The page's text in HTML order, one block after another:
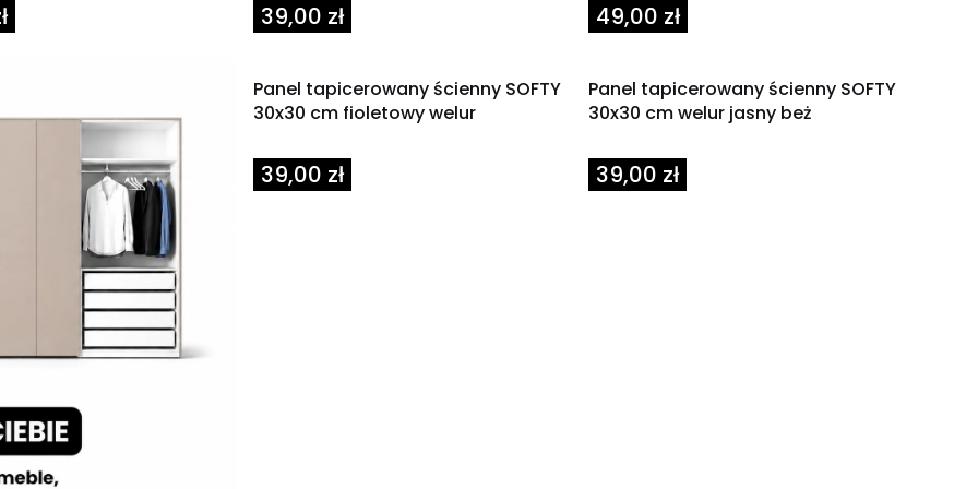
Cena
39,00 zł Cena
49,00 zł
Panel tapicerowany ścienny SOFTY
30x30 cm fioletowy welur
Cena
39,00 zł
Panel tapicerowany ścienny SOFTY
30x30 cm welur jasny beż
Cena
39,00 zł